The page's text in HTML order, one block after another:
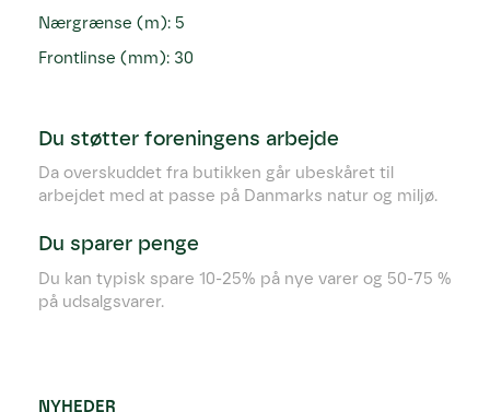
Nærgrænse (m): 5
Frontlinse (mm): 30
Du støtter foreningens arbejde
Da overskuddet fra butikken går ubeskåret til
arbejdet med at passe på Danmarks natur og miljø.
Du sparer penge
Du kan typisk spare 10-25% på nye varer og 50-75 %
på udsalgsvarer.
NYHEDER